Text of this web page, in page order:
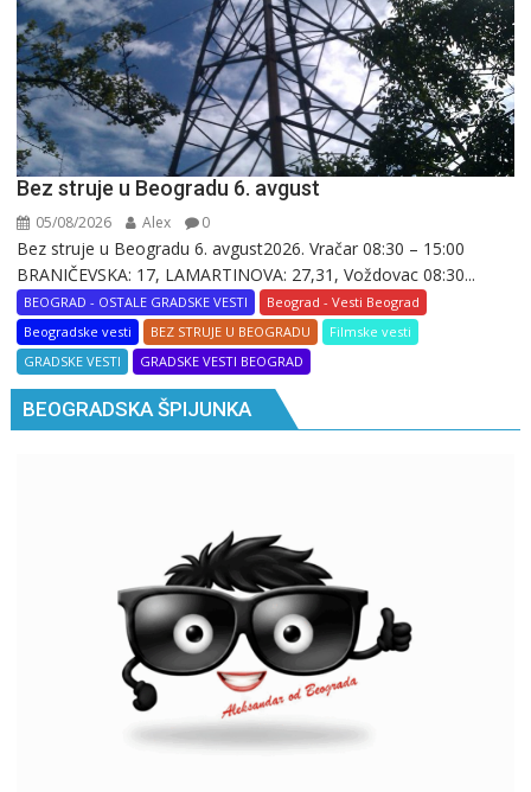
Bez struje u Beogradu 6. avgust
05/08/2026 Alex 0
Bez struje u Beogradu 6. avgust2026. Vračar 08:30 – 15:00
BRANIČEVSKA: 17, LAMARTINOVA: 27,31, Voždovac 08:30...
BEOGRAD - OSTALE GRADSKE VESTI
Beograd - Vesti Beograd
Beogradske vesti
BEZ STRUJE U BEOGRADU
Filmske vesti
GRADSKE VESTI
GRADSKE VESTI BEOGRAD
BEOGRADSKA ŠPIJUNKA